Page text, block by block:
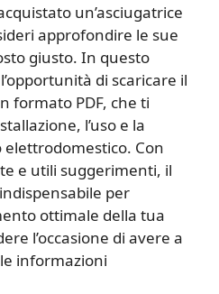
un’asciugatrice
approfondire le sue
giusto. In questo
di scaricare il
formato PDF, che ti
l’uso e la
Con
e utili suggerimenti, il
per
ottimale della tua
l’occasione di avere a
informazioni